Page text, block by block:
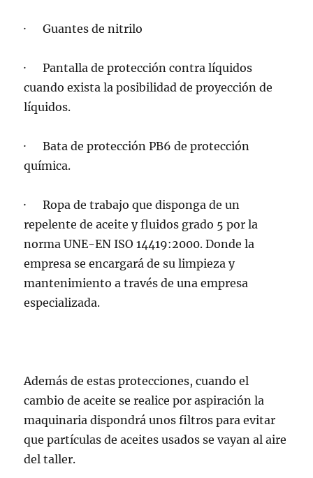
· Guantes de nitrilo
· Pantalla de protección contra líquidos
cuando exista la posibilidad de proyección de
líquidos.
· Bata de protección PB6 de protección
química.
· Ropa de trabajo que disponga de un
repelente de aceite y fluidos grado 5 por la
norma UNE-EN ISO 14419:2000. Donde la
empresa se encargará de su limpieza y
mantenimiento a través de una empresa
especializada.
Además de estas protecciones, cuando el
cambio de aceite se realice por aspiración la
maquinaria dispondrá unos filtros para evitar
que partículas de aceites usados se vayan al aire
del taller.